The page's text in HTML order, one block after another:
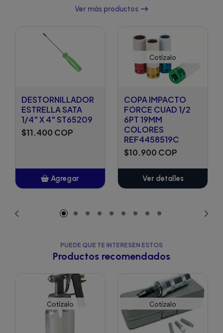
Ver más productos
DESTORNILLADOR
ESTRELLA SATA
1/4" X 4" ST65209
$11.400 COP
Agregar
Cotízalo
COPA IMPACTO
FORCE CUAD 1/2
6PT 19MM
COLORES
REF4458519C
$10.900 COP
Ver detalles
PUEDE QUE TE INTERESEN ESTOS
Productos recomendados
Cotízalo Cotízalo